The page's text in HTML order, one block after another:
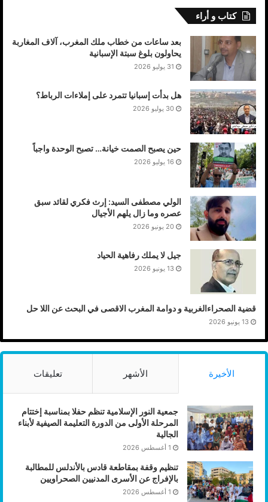
كتاب و أراء
بعد ساعات من خطاب ملك المغرب، آلاف المغاربة
يحاولون بلوغ سبتة الإسبانية
31 يوليو 2026
هل بدأت إسبانيا تتمرد على إملاءات الرباط؟
30 يوليو 2026
حين يصبح الصمت خيانة… تصبح الوحدة واجباً
16 يوليو 2026
الولي مصطفى السيد: إرث فكري لقائد سبق
عصره وما زال يلهم الأجيال
20 يونيو 2026
جيل لا يملك رفاهية الحياد
13 يونيو 2026
قضية الصحراءالغربية و دوامة المغرب الاقصى في البحث عن اللا حل
13 يونيو 2026
الأخيرة الأشهر تعليقات
جمعية النور الإسلامية تنظم حفلا بمناسبة إختتام
المرحلة الأولى من الدورة التعليمة الصيفية لأبناء
الجالية
1 أغسطس 2026
تنظيم وقفة بمقاطعة قادس بالأندلس للمطالبة
بالإفراج عن الأسرى المدنيين الصحراويين
1 أغسطس 2026